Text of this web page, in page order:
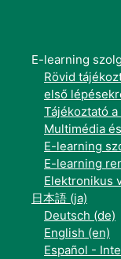
E-learning
Rövid
első
Tájékoztató
Multimédia
E-learning
E-learning
Elektronikus
日本語 ‎(ja)‎
Deutsch ‎(de)‎
English ‎(en)‎
Español -